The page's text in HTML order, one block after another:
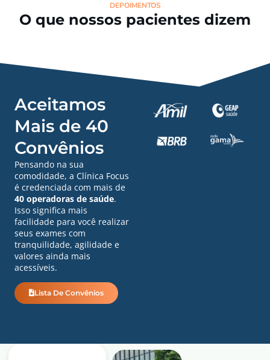
DEPOIMENTOS
O que nossos pacientes dizem
Aceitamos
Mais de 40
Convênios
Pensando na sua
comodidade, a Clínica Focus
é credenciada com mais de
40 operadoras de saúde.
Isso significa mais
facilidade para você realizar
seus exames com
tranquilidade, agilidade e
valores ainda mais
acessíveis.
Lista De Convênios